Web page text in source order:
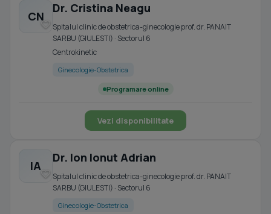
CN
Dr. Cristina Neagu
Spitalul clinic de obstetrica-ginecologie prof. dr. PANAIT
SARBU (GIULESTI) · Sectorul 6
Centrokinetic
Ginecologie-Obstetrica
Programare online
Vezi disponibilitate
IA
Dr. Ion Ionut Adrian
Spitalul clinic de obstetrica-ginecologie prof. dr. PANAIT
SARBU (GIULESTI) · Sectorul 6
Ginecologie-Obstetrica